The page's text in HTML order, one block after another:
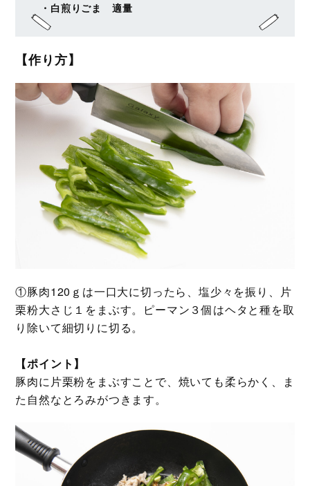
・白煎りごま 適量
【作り方】
①豚肉120ｇは一口大に切ったら、塩少々を振り、片
栗粉大さじ１をまぶす。ピーマン３個はヘタと種を取
り除いて細切りに切る。
【ポイント】
豚肉に片栗粉をまぶすことで、焼いても柔らかく、ま
た自然なとろみがつきます。